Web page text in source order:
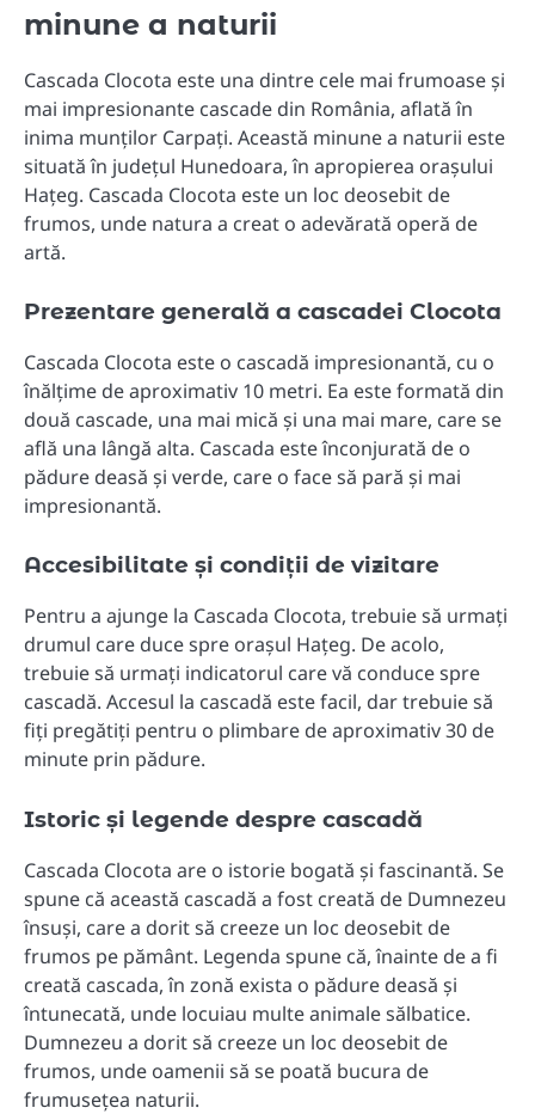
minune a naturii
Cascada Clocota este una dintre cele mai frumoase și
mai impresionante cascade din România, aflată în
inima munților Carpați. Această minune a naturii este
situată în județul Hunedoara, în apropierea orașului
Hațeg. Cascada Clocota este un loc deosebit de
frumos, unde natura a creat o adevărată operă de
artă.
Prezentare generală a cascadei Clocota
Cascada Clocota este o cascadă impresionantă, cu o
înălțime de aproximativ 10 metri. Ea este formată din
două cascade, una mai mică și una mai mare, care se
află una lângă alta. Cascada este înconjurată de o
pădure deasă și verde, care o face să pară și mai
impresionantă.
Accesibilitate și condiții de vizitare
Pentru a ajunge la Cascada Clocota, trebuie să urmați
drumul care duce spre orașul Hațeg. De acolo,
trebuie să urmați indicatorul care vă conduce spre
cascadă. Accesul la cascadă este facil, dar trebuie să
fiți pregătiți pentru o plimbare de aproximativ 30 de
minute prin pădure.
Istoric și legende despre cascadă
Cascada Clocota are o istorie bogată și fascinantă. Se
spune că această cascadă a fost creată de Dumnezeu
însuși, care a dorit să creeze un loc deosebit de
frumos pe pământ. Legenda spune că, înainte de a fi
creată cascada, în zonă exista o pădure deasă și
întunecată, unde locuiau multe animale sălbatice.
Dumnezeu a dorit să creeze un loc deosebit de
frumos, unde oamenii să se poată bucura de
frumusețea naturii.